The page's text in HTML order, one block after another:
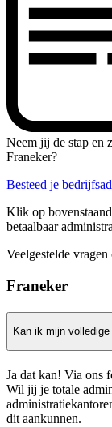
Neem jij de stap en
Franeker?
Besteed je
Klik op
betaalbaar
Veelgestelde
Franeker
Kan ik mijn
Ja dat kan! Via ons
Wil jij je totale
dit aankunnen.